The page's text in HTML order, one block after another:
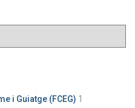
i Guiatge (FCEG) 1